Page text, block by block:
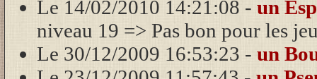
Le 14/02/2010 14:21:08 - un
niveau 19 => Pas bon pour les
Le 30/12/2009 16:53:23 - un